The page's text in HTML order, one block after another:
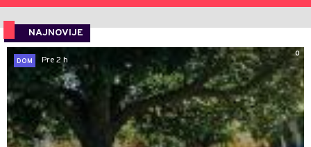
NAJNOVIJE
0
DOM
Pre 2 h